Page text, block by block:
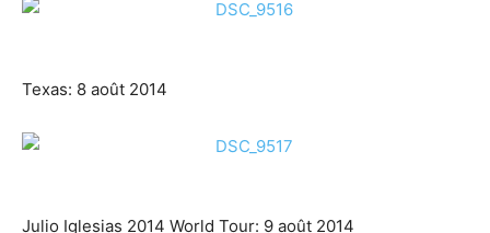
Texas: 8 août 2014
Julio Iglesias 2014 World Tour: 9 août 2014